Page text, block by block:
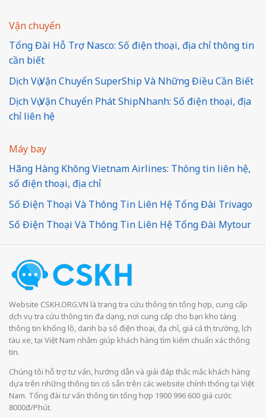
Vận chuyển
Tổng Đài Hỗ Trợ Nasco: Số điện thoại, địa chỉ thông tin
cần biết
Dịch Vụ Vận Chuyển SuperShip Và Những Điều Cần Biết
Dịch Vụ Vận Chuyển Phát ShipNhanh: Số điện thoại, địa
chỉ liên hệ
Máy bay
Hãng Hàng Không Vietnam Airlines: Thông tin liên hệ,
số điện thoại, địa chỉ
Số Điện Thoại Và Thông Tin Liên Hệ Tổng Đài Trivago
Số Điện Thoại Và Thông Tin Liên Hệ Tổng Đài Mytour
Website CSKH.ORG.VN là trang tra cứu thông tin tổng hợp, cung cấp
dịch vụ tra cứu thông tin đa dạng, nơi cung cấp cho bạn kho tàng
thông tin khổng lồ, danh bạ số điện thoại, địa chỉ, giá cả thị trường, lịch
tàu xe, tại Việt Nam nhằm giúp khách hàng tìm kiếm chuẩn xác thông
tin.
Chúng tôi hỗ trợ tư vấn, hướng dẫn và giải đáp thắc mắc khách hàng
dựa trên những thông tin có sẵn trên các website chính thống tại Việt
Nam. Tổng đài tư vấn thông tin tổng hợp 1900 996 600 giá cước
8000đ/Phút.